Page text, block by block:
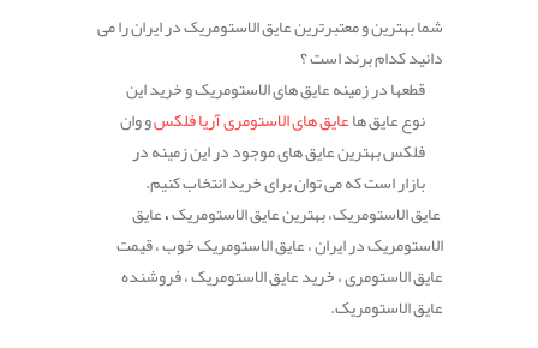
شما بهترین و معتبرترین عایق الاستومریک در ایران را می
دانید کدام برند است ؟
قطعها در زمینه عایق های الاستومریک و خرید این
نوع عایق هاعایق های الاستومری آریا فلکسو وان
فلکس بهترین عایق های موجود در این زمینه در
بازار است که می توان برای خرید انتخاب کنیم.
عایق الاستومریک، بهترین عایق الاستومریک،عایق
الاستومریک در ایران ، عایق الاستومریک خوب ، قیمت
عایق الاستومری ، خرید عایق الاستومریک ، فروشنده
عایق الاستومریک.